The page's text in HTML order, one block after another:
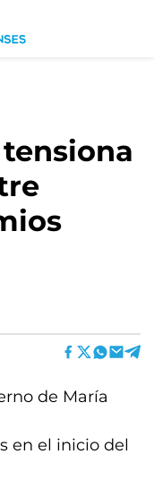
de María
en el inicio del